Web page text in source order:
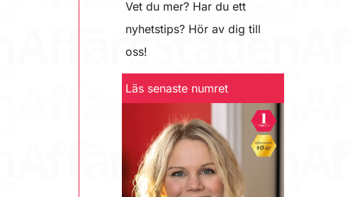
Vet du mer? Har du ett
nyhetstips? Hör av dig till
oss!
Läs senaste numret